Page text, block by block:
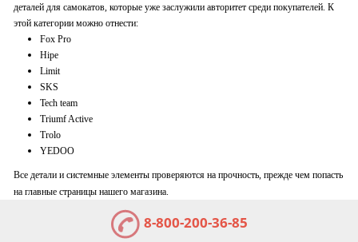
деталей для самокатов, которые уже заслужили авторитет среди покупателей. К
этой категории можно отнести:
Fox Pro
Hipe
Limit
SKS
Tech team
Triumf Active
Trolo
YEDOO
Все детали и системные элементы проверяются на прочность, прежде чем попасть
на главные страницы нашего магазина.
8-800-200-36-85